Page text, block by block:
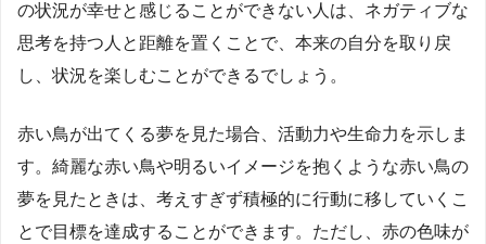
の状況が幸せと感じることができない人は、ネガティブな
思考を持つ人と距離を置くことで、本来の自分を取り戻
し、状況を楽しむことができるでしょう。
赤い鳥が出てくる夢を見た場合、活動力や生命力を示しま
す。綺麗な赤い鳥や明るいイメージを抱くような赤い鳥の
夢を見たときは、考えすぎず積極的に行動に移していくこ
とで目標を達成することができます。ただし、赤の色味が